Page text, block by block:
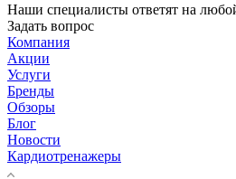
Наши специалисты ответят на
Задать вопрос
Компания
Акции
Услуги
Бренды
Обзоры
Блог
Новости
Кардиотренажеры